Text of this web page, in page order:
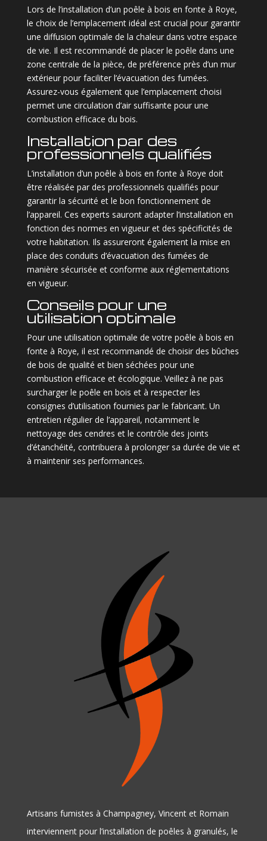
Lors de l’installation d’un poêle à bois en fonte à Roye,
le choix de l’emplacement idéal est crucial pour garantir
une diffusion optimale de la chaleur dans votre espace
de vie. Il est recommandé de placer le poêle dans une
zone centrale de la pièce, de préférence près d’un mur
extérieur pour faciliter l’évacuation des fumées.
Assurez-vous également que l’emplacement choisi
permet une circulation d’air suffisante pour une
combustion efficace du bois.
Installation par des
professionnels qualifiés
L’installation d’un poêle à bois en fonte à Roye doit
être réalisée par des professionnels qualifiés pour
garantir la sécurité et le bon fonctionnement de
l’appareil. Ces experts sauront adapter l’installation en
fonction des normes en vigueur et des spécificités de
votre habitation. Ils assureront également la mise en
place des conduits d’évacuation des fumées de
manière sécurisée et conforme aux réglementations
en vigueur.
Conseils pour une
utilisation optimale
Pour une utilisation optimale de votre poêle à bois en
fonte à Roye, il est recommandé de choisir des bûches
de bois de qualité et bien séchées pour une
combustion efficace et écologique. Veillez à ne pas
surcharger le poêle en bois et à respecter les
consignes d’utilisation fournies par le fabricant. Un
entretien régulier de l’appareil, notamment le
nettoyage des cendres et le contrôle des joints
d’étanchéité, contribuera à prolonger sa durée de vie et
à maintenir ses performances.
Artisans fumistes à Champagney, Vincent et Romain
interviennent pour l’installation de poêles à granulés, le